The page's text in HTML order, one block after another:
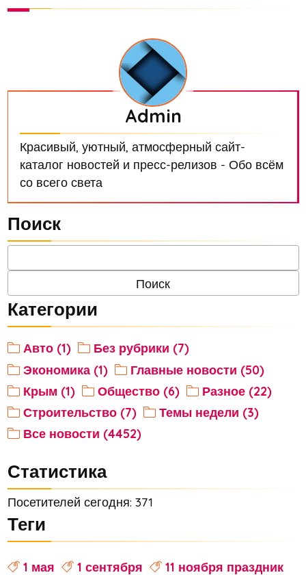
Admin
Красивый, уютный, атмосферный сайт-
каталог новостей и пресс-релизов - Обо всём
со всего света
Поиск
Категории
Авто (1)
Без рубрики (7)
Экономика (1)
Главные новости (50)
Крым (1)
Общество (6)
Разное (22)
Строительство (7)
Темы недели (3)
Все новости (4452)
Статистика
Посетителей сегодня: 371
Теги
1 мая 1 сентября 11 ноября праздник